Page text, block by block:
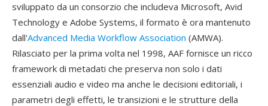
sviluppato da un consorzio che includeva Microsoft, Avid
Technology e Adobe Systems, il formato è ora mantenuto
dall'Advanced Media Workflow Association (AMWA).
Rilasciato per la prima volta nel 1998, AAF fornisce un ricco
framework di metadati che preserva non solo i dati
essenziali audio e video ma anche le decisioni editoriali, i
parametri degli effetti, le transizioni e le strutture della